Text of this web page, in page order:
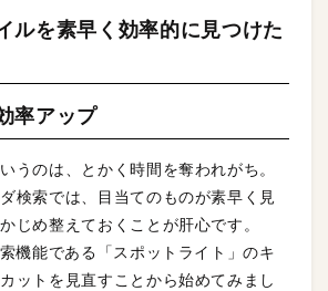
ルを素早く効率的に見つけた
率アップ
うのは、とかく時間を奪われがち。
検索では、目当てのものが素早く見
じめ整えておくことが肝心です。
機能である「スポットライト」のキ
ットを見直すことから始めてみまし